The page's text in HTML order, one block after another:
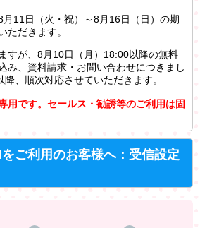
月11日（火・祝）～8月16日（日）の期
ただきます。
すが、8月10日（月）18:00以降の無料
み、資料請求・お問い合わせにつきまし
、順次対応させていただきます。
用です。セールス・勧誘等のご利用は固
ご利用のお客様へ：受信設定